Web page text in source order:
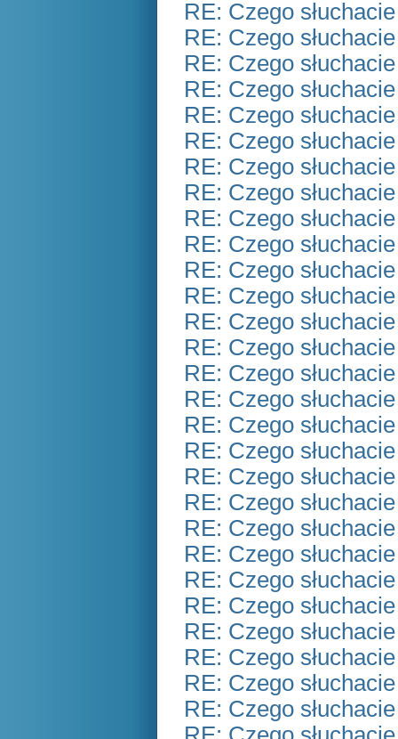
RE: Czego
RE: Czego
RE: Czego
RE: Czego
RE: Czego
RE: Czego
RE: Czego
RE: Czego
RE: Czego
RE: Czego
RE: Czego
RE: Czego
RE: Czego
RE: Czego
RE: Czego
RE: Czego
RE: Czego
RE: Czego
RE: Czego
RE: Czego
RE: Czego
RE: Czego
RE: Czego
RE: Czego
RE: Czego
RE: Czego
RE: Czego
RE: Czego